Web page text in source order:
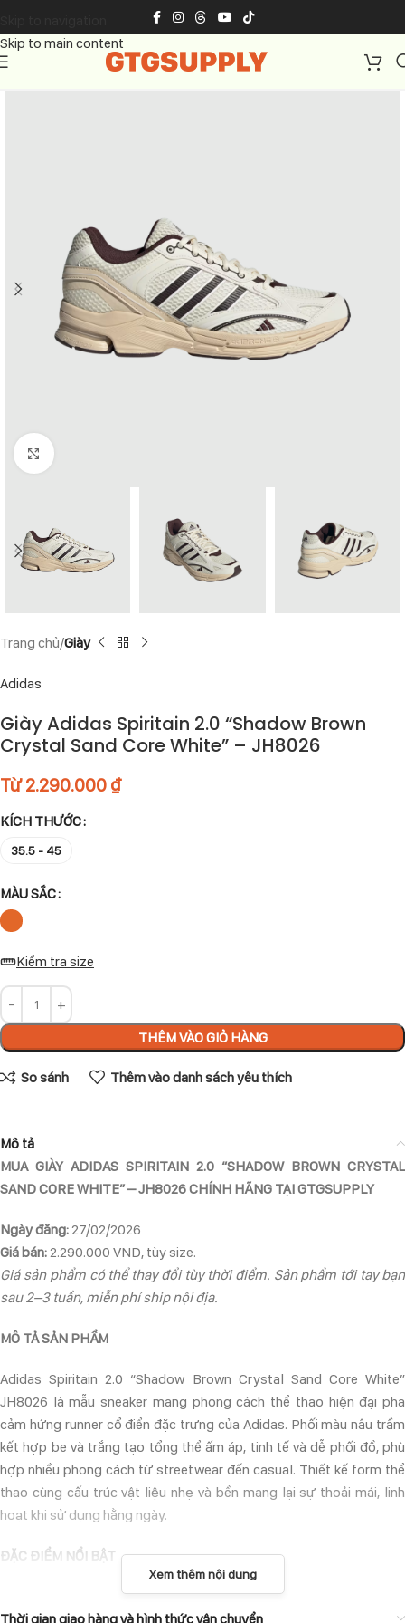
Skip to main content
Click to enlarge
Trang chủ Giày
Adidas
Giày Adidas Spiritain 2.0 “Shadow Brown
Crystal Sand Core White” – JH8026
Từ2.290.000 ₫
KÍCH THƯỚC
35.5 - 45
MÀU SẮC
Kiểm tra size
THÊM VÀO GIỎ HÀNG
So sánh Thêm vào danh sách yêu thích
Mô tả
MUA GIÀY ADIDAS SPIRITAIN 2.0 “SHADOW BROWN CRYSTAL
SAND CORE WHITE” – JH8026 CHÍNH HÃNG TẠI GTGSUPPLY
Ngày đăng:27/02/2026
Giá bán:2.290.000 VND, tùy size.
Giá sản phẩm có thể thay đổi tùy thời điểm. Sản phẩm tới tay bạn
sau 2–3 tuần, miễn phí ship nội địa.
MÔ TẢ SẢN PHẨM
Adidas Spiritain 2.0 “Shadow Brown Crystal Sand Core White”
JH8026 là mẫu sneaker mang phong cách thể thao hiện đại pha
cảm hứng runner cổ điển đặc trưng của Adidas. Phối màu nâu trầm
kết hợp be và trắng tạo tổng thể ấm áp, tinh tế và dễ phối đồ, phù
hợp nhiều phong cách từ streetwear đến casual. Thiết kế form thể
thao cùng cấu trúc vật liệu nhẹ và bền mang lại sự thoải mái, linh
hoạt khi sử dụng hằng ngày.
ĐẶC ĐIỂM NỔI BẬT
• Upper mesh kết hợp synthetic tăng độ bền và thoáng khí.
• Đế giữa êm ái hỗ trợ hấp thụ lực khi di chuyển.
Xem thêm nội dung
Thời gian giao hàng và hình thức vận chuyển